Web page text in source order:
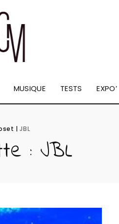
MUSIQUE TESTS EXPO’
|JBL
: JBL